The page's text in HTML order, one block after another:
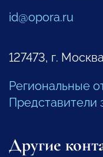
id@opora.ru
127473, г.
Региональные
Представители
Другие